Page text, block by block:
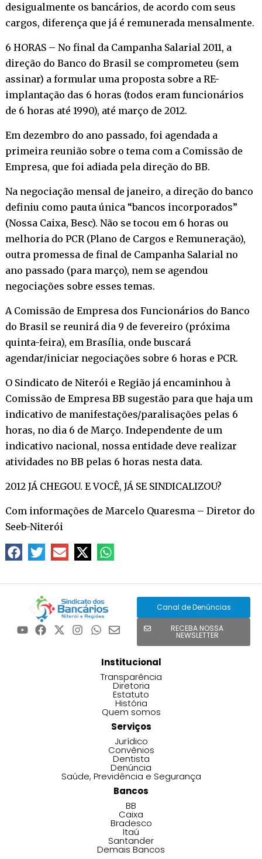
desigualmente os bancários, de acordo com seus
cargos, diferença que já é remunerada mensalmente.
6 HORAS – No final da Campanha Salarial 2011, a
direção do Banco do Brasil se comprometeu (sem
assinar) a formular uma proposta sobre a RE-
implantação das 6 horas (todos eram funcionários
de 6 horas até 1990), até março de 2012.
Em dezembro do ano passado, foi agendada a
primeira reunião sobre o tema com a Comissão de
Empresa, que foi adiada pela direção do BB.
Na negociação mensal de janeiro, a direção do banco
definiu como pauta única “bancos incorporados”
(Nossa Caixa, Besc). Não se tocou em 6 horas ou
melhoria do PCR (Plano de Cargos e Remuneração),
outra promessa de final de Campanha Salarial no
ano passado (para março), nem se agendou
negociações sobre esses temas.
A Comissão de Empresa dos Funcionários do Banco
do Brasil se reunirá dia 9 de fevereiro (próxima
quinta-feira), em Brasília, onde buscará
agendar/iniciar negociações sobre 6 horas e PCR.
O Sindicato de Niterói e Região já encaminhou à
Comissão de Empresa BB sugestão para que haja um
indicativo de manifestações/paralisações pelas 6
horas, no dia 6 de Março. Independente de um
indicativo nacional, nossa entidade deve realizar
atividades no BB pelas 6 horas nesta data.
2012 JÁ CHEGOU. E VOCÊ, JÁ SE SINDICALIZOU?
Com informações de Marcelo Quaresma – Diretor do
Seeb-Niterói
Canal de Denúncias
RECEBA NOSSA
NEWSLETTER
Institucional
Transparência
Diretoria
Estatuto
História
Quem somos
Serviços
Jurídico
Convênios
Dentista
Denúncia
Saúde, Previdência e Segurança
Bancos
BB
Caixa
Bradesco
Itaú
Santander
Demais Bancos